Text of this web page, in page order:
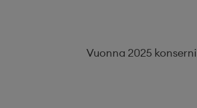
Vuonna 2025